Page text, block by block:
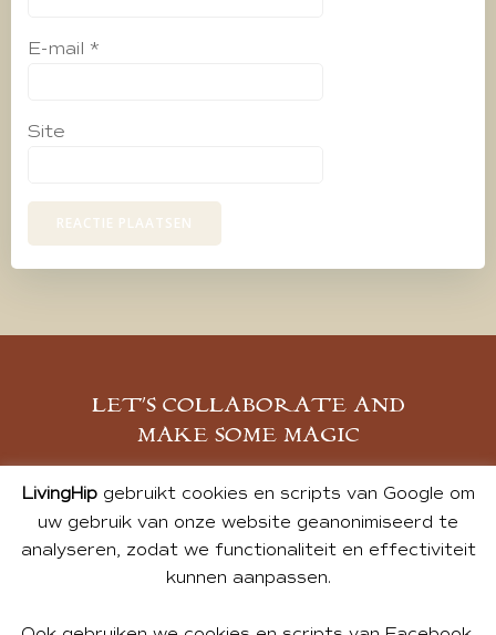
E-mail *
Site
LET’S COLLABORATE AND
MAKE SOME MAGIC
MELD JE AAN
LivingHipgebruikt cookies en scripts van Google om
uw gebruik van onze website geanonimiseerd te
analyseren, zodat we functionaliteit en effectiviteit
kunnen aanpassen.